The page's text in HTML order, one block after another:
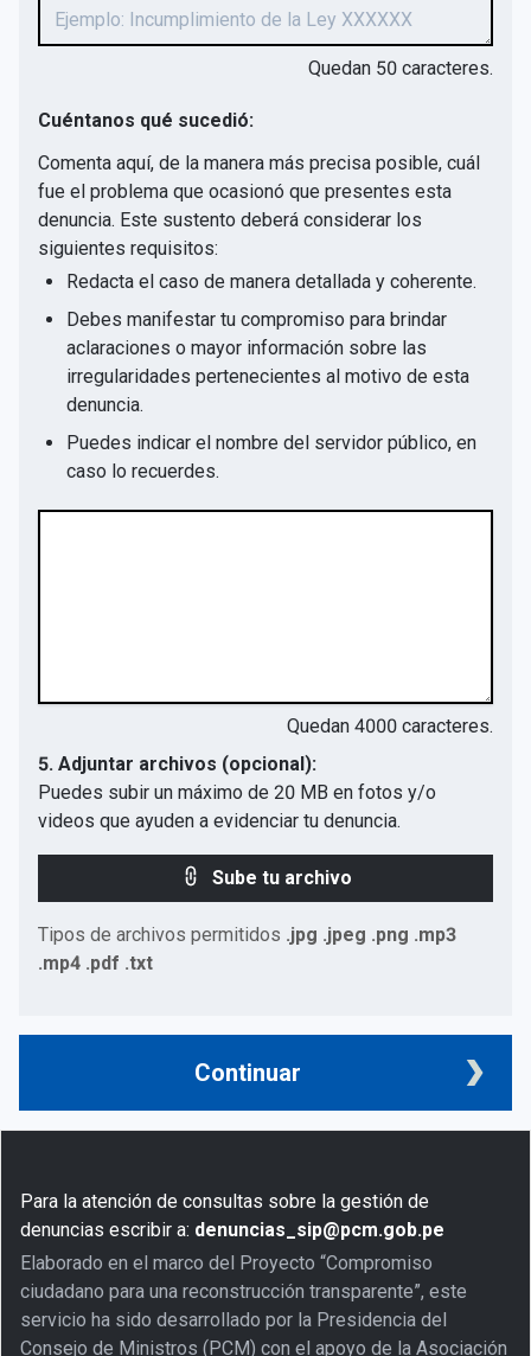
Quedan 50 caracteres.
Cuéntanos qué sucedió:
Comenta aquí, de la manera más precisa posible, cuál
fue el problema que ocasionó que presentes esta
denuncia. Este sustento deberá considerar los
siguientes requisitos:
Redacta el caso de manera detallada y coherente.
Debes manifestar tu compromiso para brindar
aclaraciones o mayor información sobre las
irregularidades pertenecientes al motivo de esta
denuncia.
Puedes indicar el nombre del servidor público, en
caso lo recuerdes.
Quedan 4000 caracteres.
5. Adjuntar archivos (opcional):
Puedes subir un máximo de 20 MB en fotos y/o
videos que ayuden a evidenciar tu denuncia.
Sube tu archivo
Tipos de archivos permitidos .jpg .jpeg .png .mp3
.mp4 .pdf .txt
Continuar
Para la atención de consultas sobre la gestión de
denuncias escribir a: denuncias_sip@pcm.gob.pe
Elaborado en el marco del Proyecto “Compromiso
ciudadano para una reconstrucción transparente”, este
servicio ha sido desarrollado por la Presidencia del
Consejo de Ministros (PCM) con el apoyo de la Asociación